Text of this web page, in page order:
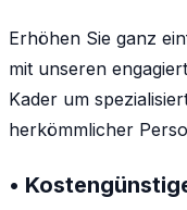
Erhöhen Sie ganz
mit unseren
Kader um
herkömmlicher
•